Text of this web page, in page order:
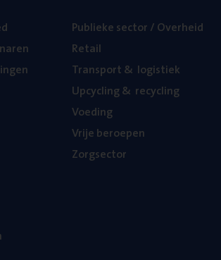
Publie­ke sec­tor / Overheid
Retail
Trans­port& logistiek
Upcy­cling& recycling
Voe­ding
Vrije beroe­pen
Zorg­sec­tor